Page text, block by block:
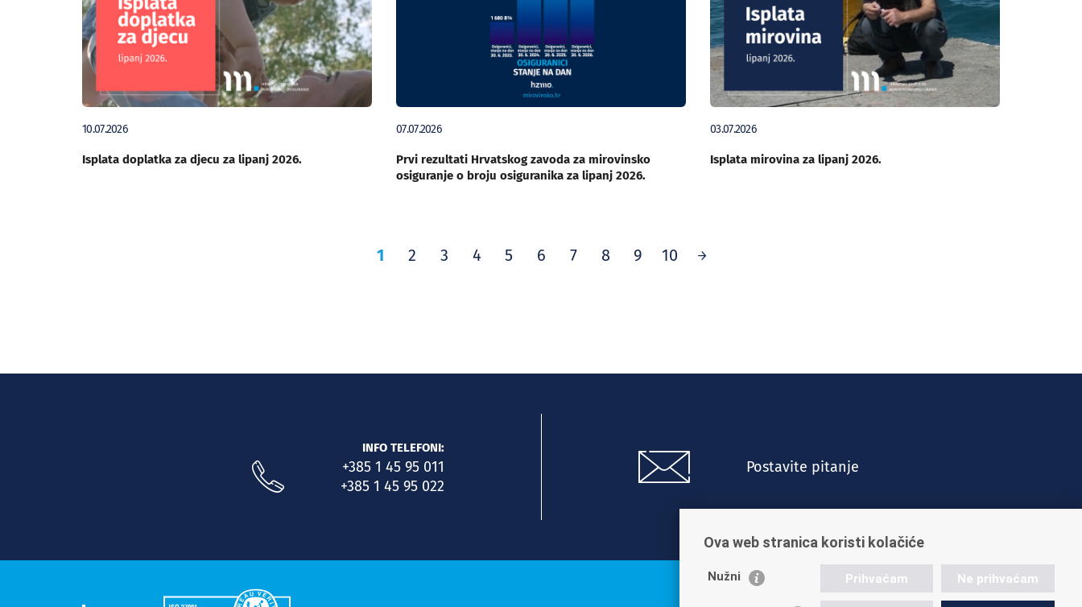
10.07.2026
Isplata doplatka za djecu za lipanj 2026.
07.07.2026
Prvi rezultati Hrvatskog zavoda za mirovinsko
osiguranje o broju osiguranika za lipanj 2026.
03.07.2026
Isplata mirovina za lipanj 2026.
1 2 3 4 5 6 7 8 9 10
INFO TELEFONI:
+385 1 45 95 011
+385 1 45 95 022
Postavite pitanje
Ova web stranica koristi kolačiće
Nužni Prihvaćam Ne prihvaćam